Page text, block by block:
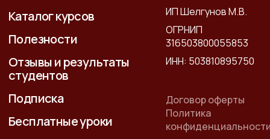
Каталог курсов
Полезности
Отзывы и результаты
студентов
Подписка
Бесплатные уроки
ИП Шелгунов М.В.
ОГРНИП
316503800055853
ИНН: 503810895750
Договор оферты
Политика